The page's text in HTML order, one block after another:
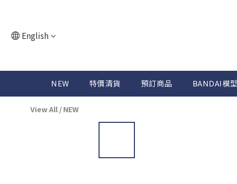
English
NEW 特價清貨 預訂商品 BANDAI模型
View All / NEW